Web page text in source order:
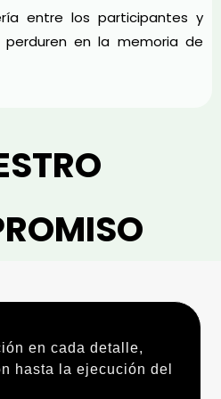
entre los participantes y
perduren en la memoria de
en cada detalle,
hasta la ejecución del